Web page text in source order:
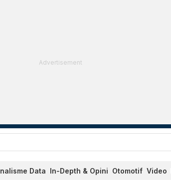
Advertisement
Data In-Depth & Opini Otomotif Video